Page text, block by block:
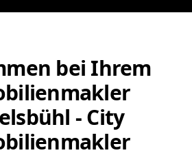
bei Ihrem
- City